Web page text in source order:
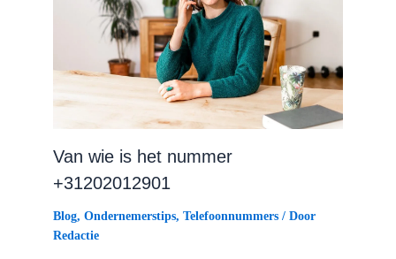
Van wie is het nummer
+31202012901
Blog, Ondernemerstips, Telefoonnummers / Door
Redactie